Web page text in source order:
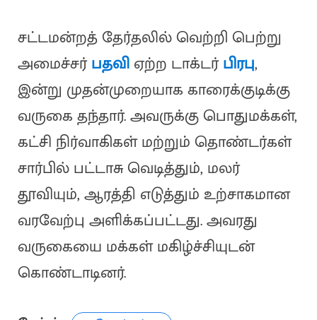
சட்டமன்றத் தேர்தலில் வெற்றி பெற்று
அமைச்சர்பதவிஏற்ற டாக்டர்பிரபு,
இன்று முதன்முறையாக காரைக்குடிக்கு
வருகை தந்தார். அவருக்கு பொதுமக்கள்,
கட்சி நிர்வாகிகள் மற்றும் தொண்டர்கள்
சார்பில் பட்டாசு வெடித்தும், மலர்
தூவியும், ஆரத்தி எடுத்தும் உற்சாகமான
வரவேற்பு அளிக்கப்பட்டது. அவரது
வருகையை மக்கள் மகிழ்ச்சியுடன்
கொண்டாடினர்.